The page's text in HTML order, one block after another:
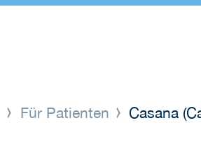
Für Patienten Casana